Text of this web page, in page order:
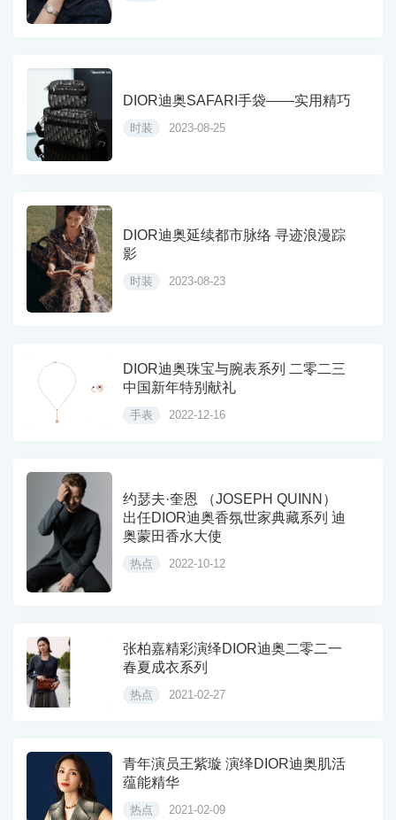
DIOR迪奥SAFARI手袋——实用精巧
时装 2023-08-25
DIOR迪奥延续都市脉络 寻迹浪漫踪
影
时装 2023-08-23
DIOR迪奥珠宝与腕表系列 二零二三
中国新年特别献礼
手表 2022-12-16
约瑟夫·奎恩 （JOSEPH QUINN）
出任DIOR迪奥香氛世家典藏系列 迪
奥蒙田香水大使
热点 2022-10-12
张柏嘉精彩演绎DIOR迪奥二零二一
春夏成衣系列
热点 2021-02-27
青年演员王紫璇 演绎DIOR迪奥肌活
蕴能精华
热点 2021-02-09